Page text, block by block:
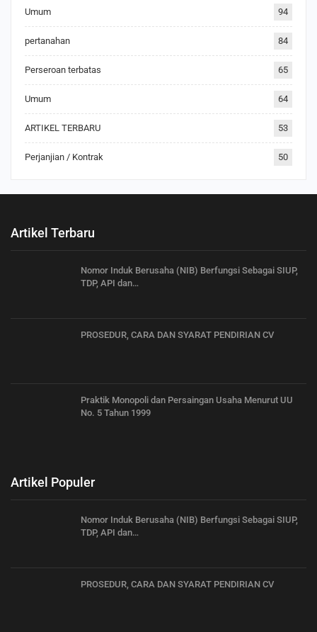
Umum 94
pertanahan 84
Perseroan terbatas 65
Umum 64
ARTIKEL TERBARU 53
Perjanjian / Kontrak 50
Artikel Terbaru
Nomor Induk Berusaha (NIB) Berfungsi Sebagai SIUP,
TDP, API dan…
PROSEDUR, CARA DAN SYARAT PENDIRIAN CV
Praktik Monopoli dan Persaingan Usaha Menurut UU
No. 5 Tahun 1999
Artikel Populer
Nomor Induk Berusaha (NIB) Berfungsi Sebagai SIUP,
TDP, API dan…
PROSEDUR, CARA DAN SYARAT PENDIRIAN CV